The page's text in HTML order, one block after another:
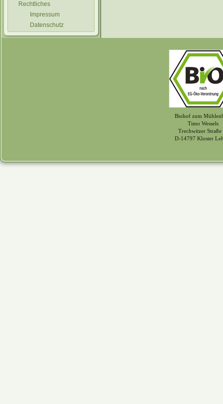
Rechtliches
Impressum
Datenschutz
Biohof zum
Timo Wessels
Trechwitzer Straße
D-14797 Kloster